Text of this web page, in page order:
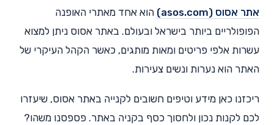
אתר אסוס (asos.com)
הוא אחד מאתרי האופנה
הפופולריים ביותר בישראל ובעולם. באתר אסוס ניתן למצוא
עשרות אלפי פריטים ומאות מותגים, כאשר הקהל העיקרי של
האתר הוא נערות ונשים צעירות.
ריכזנו כאן מידע וטיפים חשובים לקנייה באתר אסוס, שיעזרו
לכם לקנות נכון ולחסוך כסף בקניה באתר. פספסנו משהו?